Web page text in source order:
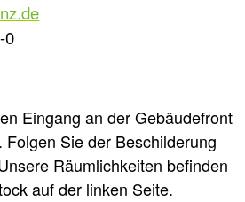
0
Eingang an der Gebäudefront
Sie der Beschilderung
Räumlichkeiten befinden
auf der linken Seite.